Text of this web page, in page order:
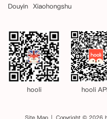
Douyin Xiaohongshu
hooli hooli